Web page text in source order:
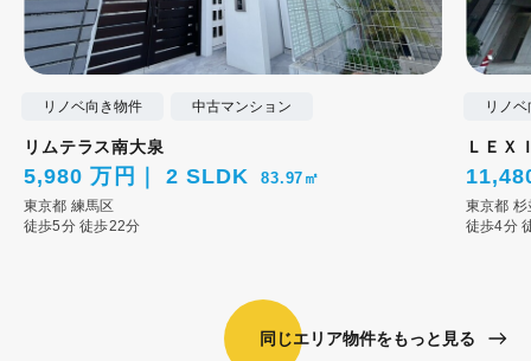
リノベ向き物件 中古マンション
リムテラス南大泉
5,980 万円 2 SLDK 83.97㎡
東京都 練馬区
徒歩5分徒歩22分
リノ
ＬＥＸ
東京都 杉
徒歩4分
同じエリア物件をもっと見る